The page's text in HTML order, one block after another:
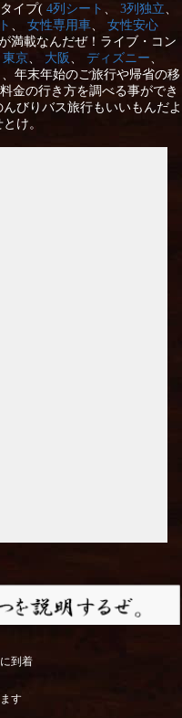
イプ( 4列シート 3列独立
女性専用車
女性安心
満載なんだぜ！ライブ・コン
東京 大阪 ディズニー
年末年始のご旅行や帰省の移
金の行き方を調べる事ができ
びりバス旅行もいいもんだよ
け。
到着
す